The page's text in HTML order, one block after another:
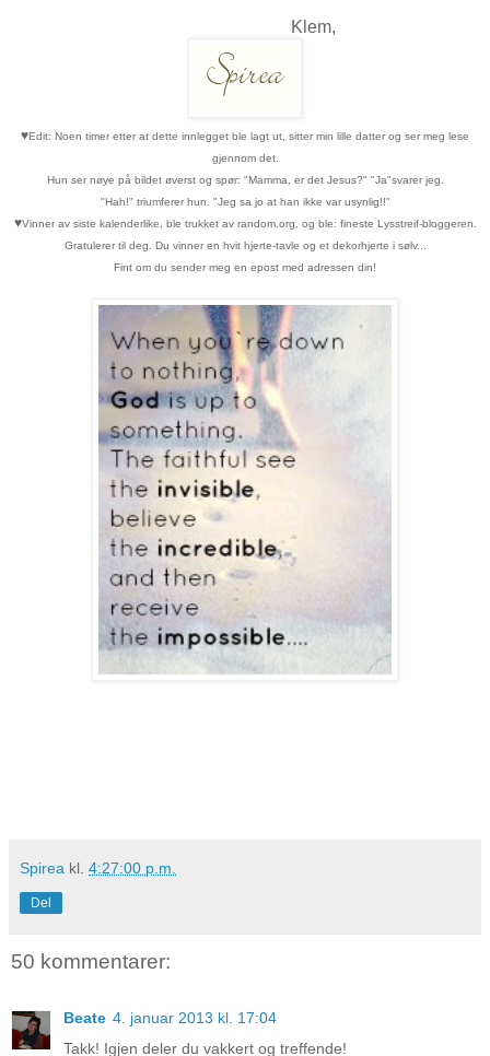
Klem,
♥Edit: Noen timer etter at dette innlegget ble lagt ut, sitter min lille datter og ser meg lese
gjennom det.
Hun ser nøye på bildet øverst og spør: "Mamma, er det Jesus?" "Ja"svarer jeg.
"Hah!" triumferer hun. "Jeg sa jo at han ikke var usynlig!!"
♥Vinner av siste kalenderlike, ble trukket av random.org, og ble: fineste Lysstreif-bloggeren.
Gratulerer til deg. Du vinner en hvit hjerte-tavle og et dekorhjerte i sølv...
Fint om du sender meg en epost med adressen din!
Spirea kl. 4:27:00 p.m.
Del
50 kommentarer:
Beate 4. januar 2013 kl. 17:04
Takk! Igjen deler du vakkert og treffende!